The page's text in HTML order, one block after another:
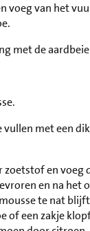
voeg van het
met de
met een
en voeg
en na het
te nat
een zakje